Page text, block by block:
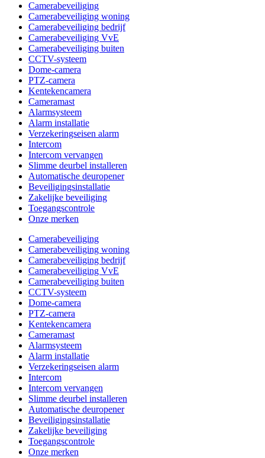
Camerabeveiliging
Camerabeveiliging woning
Camerabeveiliging bedrijf
Camerabeveiliging VvE
Camerabeveiliging buiten
CCTV-systeem
Dome-camera
PTZ-camera
Kentekencamera
Cameramast
Alarmsysteem
Alarm installatie
Verzekeringseisen alarm
Intercom
Intercom vervangen
Slimme deurbel installeren
Automatische deuropener
Beveiligingsinstallatie
Zakelijke beveiliging
Toegangscontrole
Onze merken
Camerabeveiliging
Camerabeveiliging woning
Camerabeveiliging bedrijf
Camerabeveiliging VvE
Camerabeveiliging buiten
CCTV-systeem
Dome-camera
PTZ-camera
Kentekencamera
Cameramast
Alarmsysteem
Alarm installatie
Verzekeringseisen alarm
Intercom
Intercom vervangen
Slimme deurbel installeren
Automatische deuropener
Beveiligingsinstallatie
Zakelijke beveiliging
Toegangscontrole
Onze merken